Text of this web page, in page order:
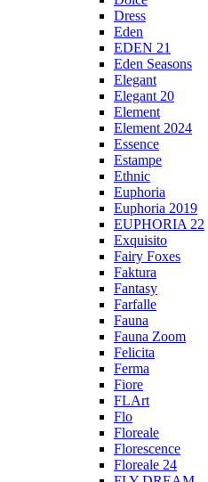
Dress
Eden
EDEN 21
Eden Seasons
Elegant
Elegant 20
Element
Element 2024
Essence
Estampe
Ethnic
Euphoria
Euphoria 2019
EUPHORIA 22
Exquisito
Fairy Foxes
Faktura
Fantasy
Farfalle
Fauna
Fauna Zoom
Felicita
Ferma
Fiore
FLArt
Flo
Floreale
Florescence
Floreale 24